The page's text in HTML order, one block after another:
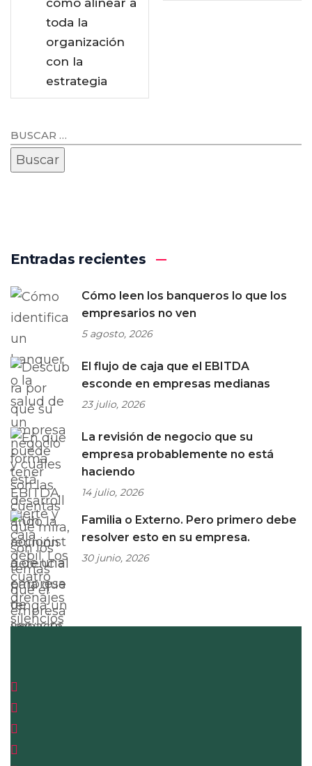
toda la
organización
con la
estrategia
Entradas recientes
Cómo leen los banqueros lo que los
empresarios no ven
5 agosto, 2026
El flujo de caja que el EBITDA
esconde en empresas medianas
23 julio, 2026
La revisión de negocio que su
empresa probablemente no está
haciendo
14 julio, 2026
Familia o Externo. Pero primero debe
resolver esto en su empresa.
30 junio, 2026